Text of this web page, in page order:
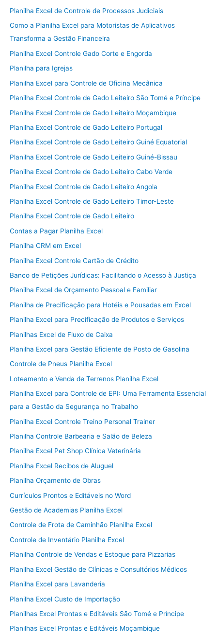
Planilha Excel de Controle de Processos Judiciais
Como a Planilha Excel para Motoristas de Aplicativos
Transforma a Gestão Financeira
Planilha Excel Controle Gado Corte e Engorda
Planilha para Igrejas
Planilha Excel para Controle de Oficina Mecânica
Planilha Excel Controle de Gado Leiteiro São Tomé e Príncipe
Planilha Excel Controle de Gado Leiteiro Moçambique
Planilha Excel Controle de Gado Leiteiro Portugal
Planilha Excel Controle de Gado Leiteiro Guiné Equatorial
Planilha Excel Controle de Gado Leiteiro Guiné-Bissau
Planilha Excel Controle de Gado Leiteiro Cabo Verde
Planilha Excel Controle de Gado Leiteiro Angola
Planilha Excel Controle de Gado Leiteiro Timor-Leste
Planilha Excel Controle de Gado Leiteiro
Contas a Pagar Planilha Excel
Planilha CRM em Excel
Planilha Excel Controle Cartão de Crédito
Banco de Petições Jurídicas: Facilitando o Acesso à Justiça
Planilha Excel de Orçamento Pessoal e Familiar
Planilha de Precificação para Hotéis e Pousadas em Excel
Planilha Excel para Precificação de Produtos e Serviços
Planilhas Excel de Fluxo de Caixa
Planilha Excel para Gestão Eficiente de Posto de Gasolina
Controle de Pneus Planilha Excel
Loteamento e Venda de Terrenos Planilha Excel
Planilha Excel para Controle de EPI: Uma Ferramenta Essencial
para a Gestão da Segurança no Trabalho
Planilha Excel Controle Treino Personal Trainer
Planilha Controle Barbearia e Salão de Beleza
Planilha Excel Pet Shop Clínica Veterinária
Planilha Excel Recibos de Aluguel
Planilha Orçamento de Obras
Currículos Prontos e Editáveis no Word
Gestão de Academias Planilha Excel
Controle de Frota de Caminhão Planilha Excel
Controle de Inventário Planilha Excel
Planilha Controle de Vendas e Estoque para Pizzarias
Planilha Excel Gestão de Clínicas e Consultórios Médicos
Planilha Excel para Lavanderia
Planilha Excel Custo de Importação
Planilhas Excel Prontas e Editáveis São Tomé e Príncipe
Planilhas Excel Prontas e Editáveis Moçambique